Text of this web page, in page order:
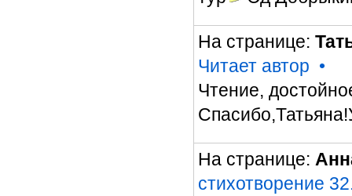
На странице:
Читает автор •
Чтение,
На странице:
стихотворение